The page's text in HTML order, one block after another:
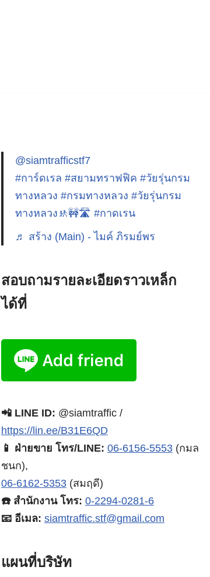
@siamtrafficstf7
#การ์ดเรล #สยามทราฟฟิค #วัยรุ่นกรม
ทางหลวง #กรมทางหลวง #วัยรุ่นกรม
ทางหลวง🚸🚧🛣️ #กาดเรน
♬ สร้าง (Main) - ไมค์ ภิรมย์พร
สอบถามรายละเอียดราวเหล็ก
ได้ที่
📲 LINE ID: @siamtraffic /
https://lin.ee/B31E6QD
📱 ฝ่ายขาย โทร/LINE: 06-6156-5553(กมล
ชนก),
06-6162-5353(สมฤดี)
☎️ สำนักงาน โทร: 0-2294-0281-6
📧 อีเมล: siamtraffic.stf@gmail.com
แผนที่บริษัท